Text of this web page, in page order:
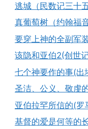
逃城（民数记三十五
真葡萄树（约翰福
要穿上神的全副军
该隐和亚伯2(创世
七个神要作的事(出
圣洁、公义、敬虔
亚伯拉罕所信的(罗
基督的爱是何等的